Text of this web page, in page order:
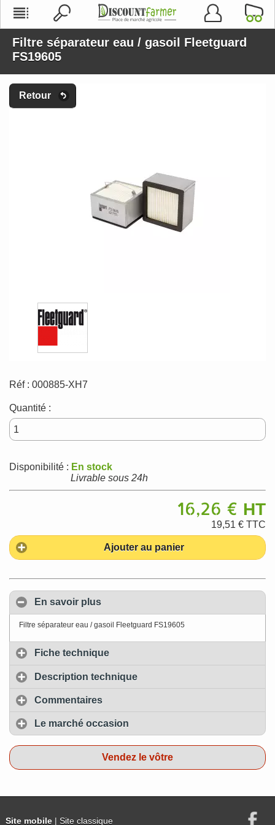
Filtre séparateur eau / gasoil Fleetguard
FS19605
Retour
Réf : 000885-XH7
Quantité :
Disponibilité : En stock
Livrable sous 24h
16,26 € HT
19,51 € TTC
Ajouter au panier
En savoir plus
Filtre séparateur eau / gasoil Fleetguard FS19605
Fiche technique
Description technique
Commentaires
Le marché occasion
Vendez le vôtre
Site mobile| Site classique